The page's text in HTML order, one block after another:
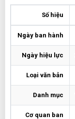
Số hiệu
Ngày ban hành
Ngày hiệu lực
Loại văn bản
Danh mục
Cơ quan ban